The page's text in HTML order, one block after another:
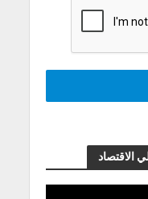
الاقتصاد